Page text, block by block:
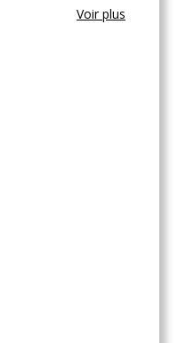
Voir plus